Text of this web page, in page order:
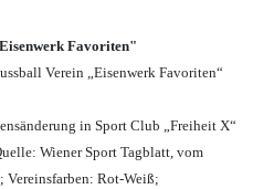
Favoriten"
Verein „Eisenwerk Favoriten“
in Sport Club „Freiheit X“
Wiener Sport Tagblatt, vom
Vereinsfarben: Rot-Weiß;